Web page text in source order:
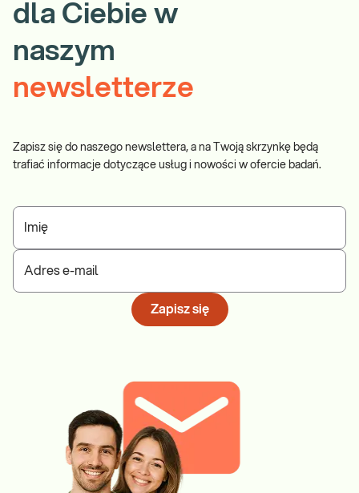
dla Ciebie w
naszym
newsletterze
Zapisz się do naszego newslettera, a na Twoją skrzynkę będą
trafiać informacje dotyczące usług i nowości w ofercie badań.
Imię
Adres e-mail
Zapisz się